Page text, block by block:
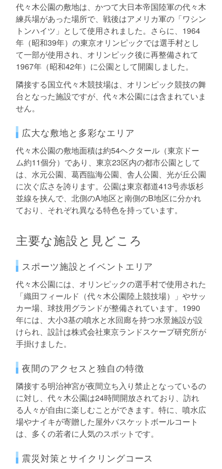
代々木公園の敷地は、かつて大日本帝国陸軍の代々木
練兵場があった場所で、戦後はアメリカ軍の「ワシン
トンハイツ」として使用されました。さらに、1964
年（昭和39年）の東京オリンピックでは選手村とし
て一部が使用され、オリンピック後に再整備されて
1967年（昭和42年）に公園として開園しました。
隣接する国立代々木競技場は、オリンピック競技の舞
台となった施設ですが、代々木公園には含まれていま
せん。
広大な敷地と多彩なエリア
代々木公園の敷地面積は約54ヘクタール（東京ドー
ム約11個分）であり、東京23区内の都市公園として
は、水元公園、葛西臨海公園、舎人公園、光が丘公園
に次ぐ広さを誇ります。公園は東京都道413号赤坂杉
並線を挟んで、北側のA地区と南側のB地区に分かれ
ており、それぞれ異なる特色を持っています。
主要な施設と見どころ
スポーツ施設とイベントエリア
代々木公園には、オリンピックの選手村で使用された
「織田フィールド（代々木公園陸上競技場）」やサッ
カー場、球技用グランドが整備されています。1990
年には、大小3基の噴水と水回廊を持つ水景施設が設
けられ、設計は株式会社東京ランドスケープ研究所が
手掛けました。
夜間のアクセスと独自の特徴
隣接する明治神宮が夜間立ち入り禁止となっているの
に対し、代々木公園は24時間開放されており、訪れ
る人々が自由に楽しむことができます。特に、噴水広
場やナイキが寄贈した屋外バスケットボールコート
は、多くの若者に人気のスポットです。
震災対策とサイクリングコース